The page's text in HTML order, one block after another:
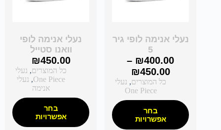
נעלי אנימה לופי גיר
5
₪400.00
–
₪450.00
כל המוצרים, נעלי
One Piece
בחר
אפשרויות
נעלי אנימה לופי
וואנו סטייל
₪450.00
כל המוצרים, נעלי
One Piece
, נעלי
אנימה
בחר
אפשרויות